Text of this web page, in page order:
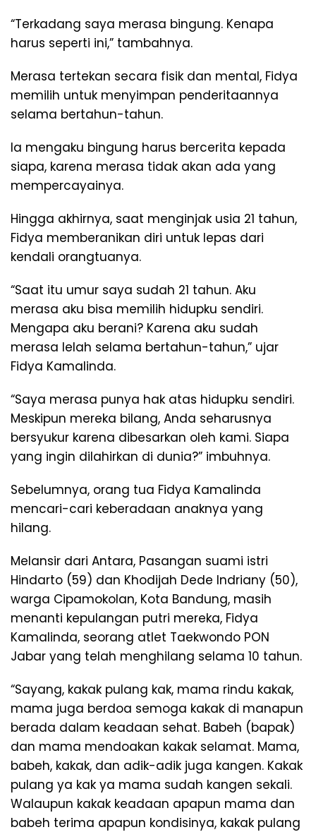
“Terkadang saya merasa bingung. Kenapa
harus seperti ini,” tambahnya.
Merasa tertekan secara fisik dan mental, Fidya
memilih untuk menyimpan penderitaannya
selama bertahun-tahun.
Ia mengaku bingung harus bercerita kepada
siapa, karena merasa tidak akan ada yang
mempercayainya.
Hingga akhirnya, saat menginjak usia 21 tahun,
Fidya memberanikan diri untuk lepas dari
kendali orangtuanya.
“Saat itu umur saya sudah 21 tahun. Aku
merasa aku bisa memilih hidupku sendiri.
Mengapa aku berani? Karena aku sudah
merasa lelah selama bertahun-tahun,” ujar
Fidya Kamalinda.
“Saya merasa punya hak atas hidupku sendiri.
Meskipun mereka bilang, Anda seharusnya
bersyukur karena dibesarkan oleh kami. Siapa
yang ingin dilahirkan di dunia?” imbuhnya.
Sebelumnya, orang tua Fidya Kamalinda
mencari-cari keberadaan anaknya yang
hilang.
Melansir dari Antara, Pasangan suami istri
Hindarto (59) dan Khodijah Dede Indriany (50),
warga Cipamokolan, Kota Bandung, masih
menanti kepulangan putri mereka, Fidya
Kamalinda, seorang atlet Taekwondo PON
Jabar yang telah menghilang selama 10 tahun.
“Sayang, kakak pulang kak, mama rindu kakak,
mama juga berdoa semoga kakak di manapun
berada dalam keadaan sehat. Babeh (bapak)
dan mama mendoakan kakak selamat. Mama,
babeh, kakak, dan adik-adik juga kangen. Kakak
pulang ya kak ya mama sudah kangen sekali.
Walaupun kakak keadaan apapun mama dan
babeh terima apapun kondisinya, kakak pulang